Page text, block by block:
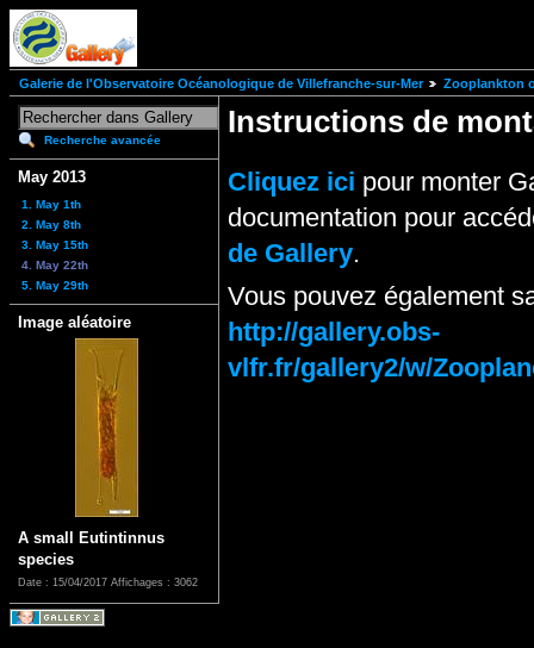
Galerie de l'Observatoire Océanologique de Villefranche-sur-Mer Zooplankton
Recherche avancée
May 2013
1. May 1th
2. May 8th
3. May 15th
4. May 22th
5. May 29th
Image aléatoire
A small Eutintinnus
species
Date : 15/04/2017 Affichages : 3062
Instructions de
Cliquez ici pour monter
documentation pour
de Gallery.
Vous pouvez également
http://gallery.obs-
vlfr.fr/gallery2/w/